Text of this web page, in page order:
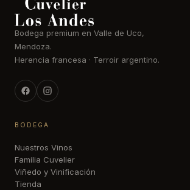
Bodega premium en Valle de Uco,
Mendoza.
Herencia francesa · Terroir argentino.
BODEGA
Nuestros Vinos
Familia Cuvelier
Viñedo y Vinificación
Tienda